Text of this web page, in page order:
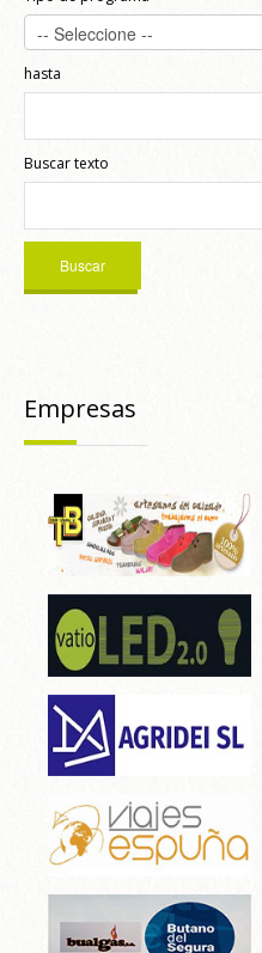
hasta
Buscar texto
Empresas